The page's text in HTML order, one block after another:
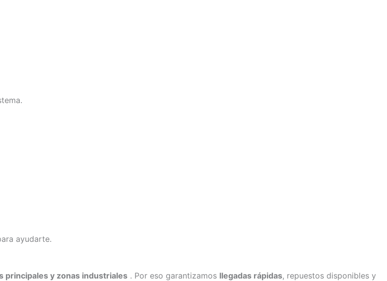
ayudarte.
principales y zonas industriales. Por eso garantizamos llegadas rápidas, repuestos disponibles y